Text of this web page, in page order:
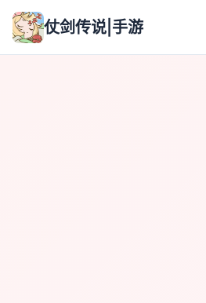
仗剑传说|手游